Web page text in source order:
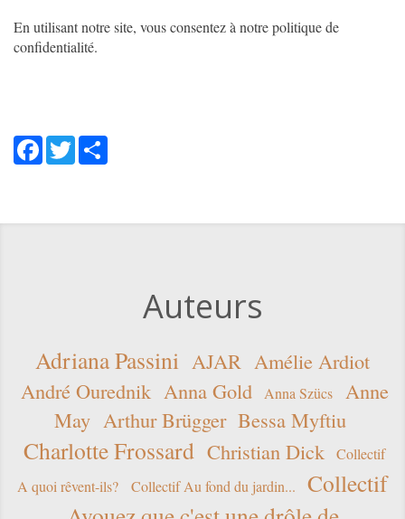
En utilisant notre site, vous consentez à notre politique de
confidentialité.
Facebook
Twitter
Auteurs
Adriana Passini AJAR Amélie Ardiot
André Ourednik Anna Gold Anna Szücs
Anne
May Arthur Brügger Bessa Myftiu
Charlotte Frossard Christian Dick
Collectif
A quoi rêvent-ils?
Collectif Au fond du jardin...
Collectif